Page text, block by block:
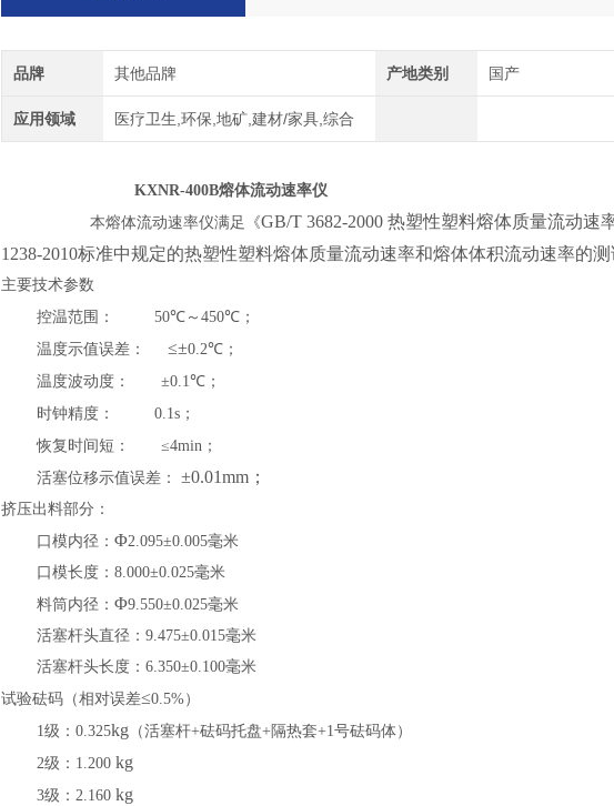
品牌 其他品牌 产地类别 国产
应用领域 医疗卫生,环保,地矿,建材/家具,综合
KXNR-400B熔体流动速率仪
本熔体流动速率仪满足《GB/T 3682-2000 热塑性塑料熔体质量流动速
1238-2010标准中规定的热塑性塑料熔体质量流动速率和熔体体积流动速率的
主要技术参数
控温范围：
50℃～ 450℃；
温度示值误差：
≤±0.2℃；
温度波动度：
±0.1℃；
时钟精度：
0.1s；
恢复时间短：
≤4min；
活塞位移示值误差： ±0.01mm；
挤压出料部分：
口模内径： Φ2.095±0.005毫米
口模长度： 8.000±0.025毫米
料筒内径： Φ9.550±0.025毫米
活塞杆头直径： 9.475±0.015毫米
活塞杆头长度： 6.350±0.100毫米
试验砝码（相对误差≤0.5%）
1级： 0.325kg（活塞杆+砝码托盘+隔热套+1号砝码体）
2级： 1.200kg
3级： 2.160kg